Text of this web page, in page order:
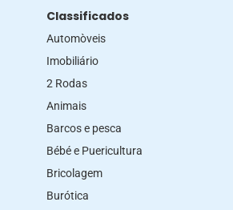
Classificados
Automòveis
Imobiliário
2 Rodas
Animais
Barcos e pesca
Bébé e Puericultura
Bricolagem
Burótica